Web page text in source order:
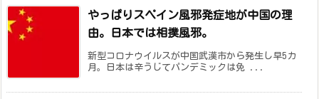
やっぱりスペイン風邪発症地が中国の理
由。日本では相撲風邪。
新型コロナウイルスが中国武漢市から発生し早5カ
月。日本は辛うじてパンデミックは免 ...